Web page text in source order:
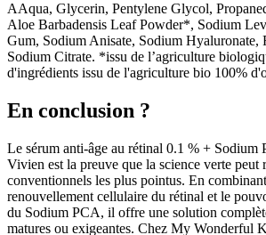
AAqua, Glycerin, Pentylene Glycol,
Aloe Barbadensis Leaf Powder*, Sodium
Gum, Sodium Anisate, Sodium Hyaluronate,
Sodium Citrate. *issu de l’agriculture
d'ingrédients issu de l'agriculture bio 100%
En conclusion ?
Le sérum anti-âge au rétinal 0.1 % + Sodium
Vivien est la preuve que la science verte peut
conventionnels les plus pointus. En
renouvellement cellulaire du rétinal et le
du Sodium PCA, il offre une solution
matures ou exigeantes. Chez My Wonderful